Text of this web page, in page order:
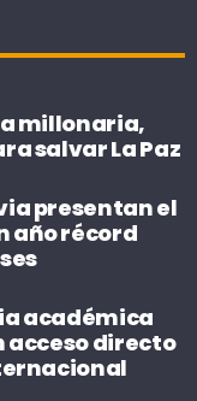
millonaria,
salvar La Paz
presentan el
año récord
académica
acceso directo